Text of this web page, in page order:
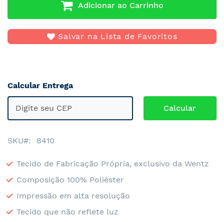
Adicionar ao Carrinho
Salvar na Lista de Favoritos
Calcular Entrega
SKU 8410
Tecido de Fabricação Própria, exclusivo da Wentz
Composição 100% Poliéster
Impressão em alta resolução
Tecido que não reflete luz